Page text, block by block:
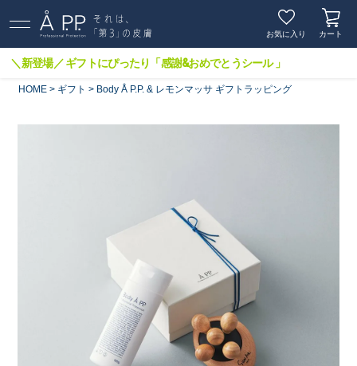
お気に入り カート
＼新登場／ ギフトにぴったり「感謝&おめでとうシール 」
HOME ギフト Body Å P.P. & レモンマッサ ギフトラッピング